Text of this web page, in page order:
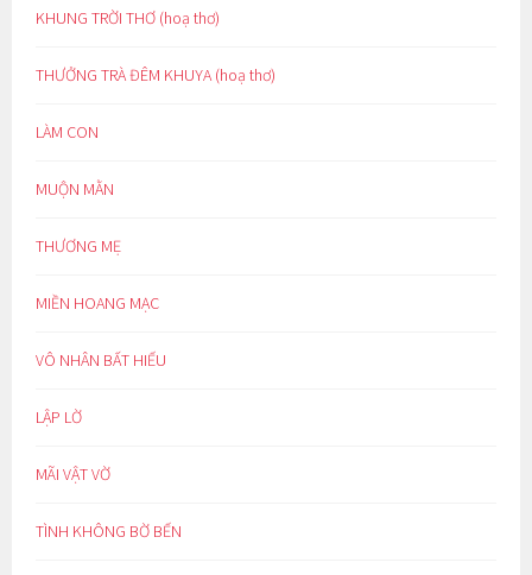
KHUNG TRỜI THƠ (hoạ thơ)
THƯỞNG TRÀ ĐÊM KHUYA (hoạ thơ)
LÀM CON
MUỘN MẰN
THƯƠNG MẸ
MIỀN HOANG MẠC
VÔ NHÂN BẤT HIẾU
LẬP LỜ
MÃI VẬT VỜ
TÌNH KHÔNG BỜ BẾN